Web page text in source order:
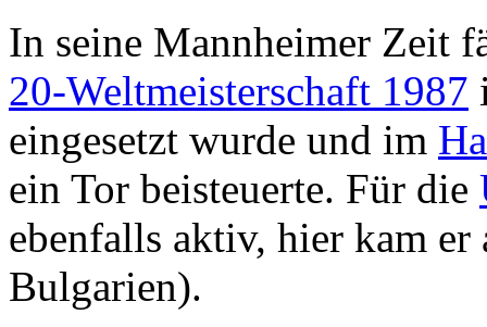
In seine Mannheimer Zeit
20-Weltmeisterschaft 1987
eingesetzt wurde und im
ein Tor beisteuerte. Für die
ebenfalls aktiv, hier kam
Bulgarien).